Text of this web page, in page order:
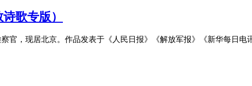
歌专版）
官，现居北京。作品发表于《人民日报》《解放军报》《新华每日电